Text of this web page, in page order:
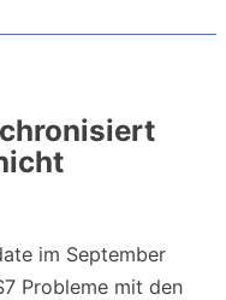
im September
Probleme mit den